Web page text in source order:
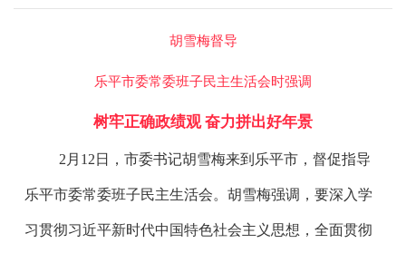
胡雪梅督导
乐平市委常委班子民主生活会时强调
树牢正确政绩观 奋力拼出好年景
2月12日，市委书记胡雪梅来到乐平市，督促指导
乐平市委常委班子民主生活会。胡雪梅强调，要深入学
习贯彻习近平新时代中国特色社会主义思想，全面贯彻